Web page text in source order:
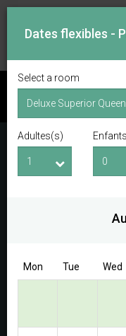
VOIR LES
Date d'arrivée
Access/Discount Code
Dates flexibles -
Select a room
Adultes(s) Enfants
Mon Tue Wed